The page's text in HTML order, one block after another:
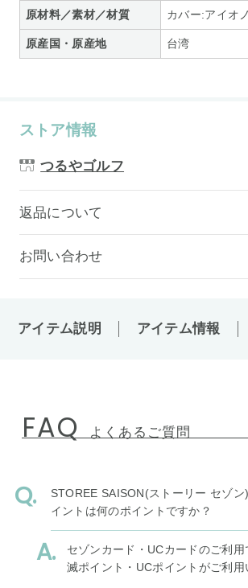
原材料／素材／材質 カバー:アイオ
原産国・原産地 台湾
ストア情報
つるやゴルフ
返品について
お問い合わせ
アイテム説明 アイテム情報
FAQ よくあるご質問
STOREE SAISON(ストーリー セゾ
イントは何のポイントですか？
セゾンカード・UCカードのご利
滅ポイント・UCポイントがご利用